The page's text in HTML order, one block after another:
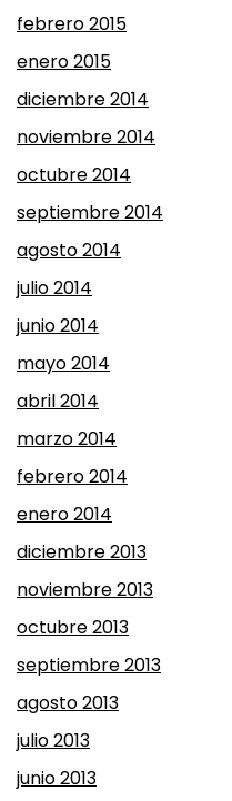
febrero 2015
enero 2015
diciembre 2014
noviembre 2014
octubre 2014
septiembre 2014
agosto 2014
julio 2014
junio 2014
mayo 2014
abril 2014
marzo 2014
febrero 2014
enero 2014
diciembre 2013
noviembre 2013
octubre 2013
septiembre 2013
agosto 2013
julio 2013
junio 2013